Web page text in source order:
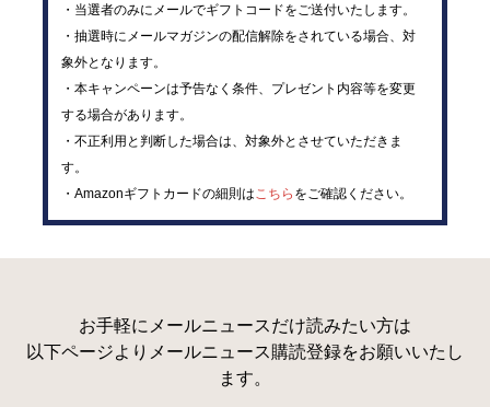
・当選者のみにメールでギフトコードをご送付いたします。
・抽選時にメールマガジンの配信解除をされている場合、対
象外となります。
・本キャンペーンは予告なく条件、プレゼント内容等を変更
する場合があります。
・不正利用と判断した場合は、対象外とさせていただきま
す。
・Amazonギフトカードの細則は こちら をご確認ください。
お手軽にメールニュースだけ読みたい方は
以下ページよりメールニュース購読登録をお願いいたし
ます。